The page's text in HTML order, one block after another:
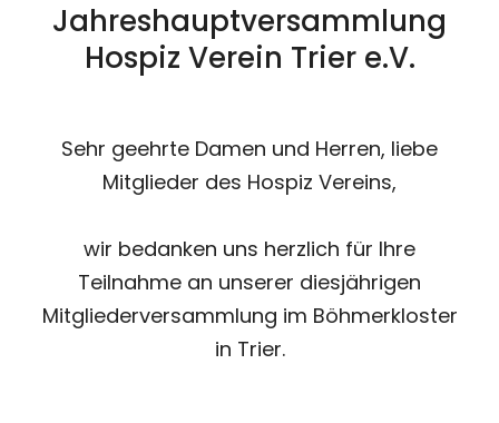
Jahreshauptversammlung
Hospiz Verein Trier e.V.
Sehr geehrte Damen und Herren, liebe
Mitglieder des Hospiz Vereins,
wir bedanken uns herzlich für Ihre
Teilnahme an unserer diesjährigen
Mitgliederversammlung im Böhmerkloster
in Trier.